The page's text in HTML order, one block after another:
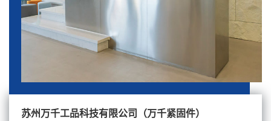
苏州万千工品科技有限公司（万千紧固件）